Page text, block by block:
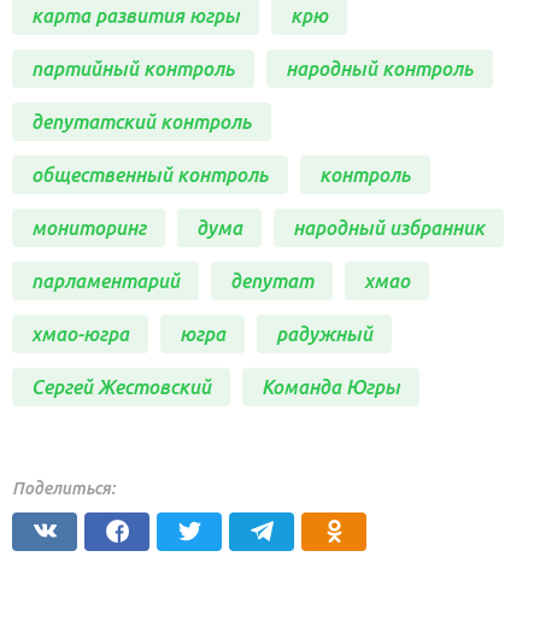
карта развития югры крю
партийный контроль народный контроль
депутатский контроль
общественный контроль контроль
мониторинг дума народный избранник
парламентарий депутат хмао
хмао-югра югра радужный
Сергей Жестовский Команда Югры
Поделиться: